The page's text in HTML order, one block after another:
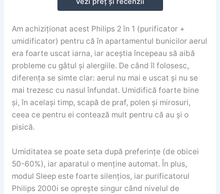
Am achiziționat acest Philips 2 în 1 (purificator +
umidificator) pentru că în apartamentul bunicilor aerul
era foarte uscat iarna, iar aceștia începeau să aibă
probleme cu gâtul și alergiile. De când îl folosesc,
diferența se simte clar: aerul nu mai e uscat și nu se
mai trezesc cu nasul înfundat. Umidifică foarte bine
și, în același timp, scapă de praf, polen și mirosuri,
ceea ce pentru ei contează mult pentru că au și o
pisică.
Umiditatea se poate seta după preferințe (de obicei
50-60%), iar aparatul o menține automat. În plus,
modul Sleep este foarte silențios, iar purificatorul
Philips 2000i se oprește singur când nivelul de